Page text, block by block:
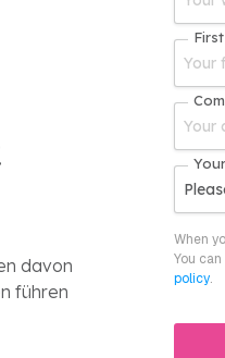
davon
führen
When
You
policy.